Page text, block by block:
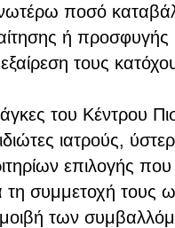
ποσό
ή προσφυγής
τους
του Κέντρου
ιατρούς,
επιλογής
συμμετοχή τους
των